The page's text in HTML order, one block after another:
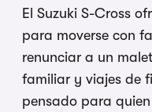
El Suzuki S-Cross
para moverse con
renunciar a un
familiar y viajes de
pensado para